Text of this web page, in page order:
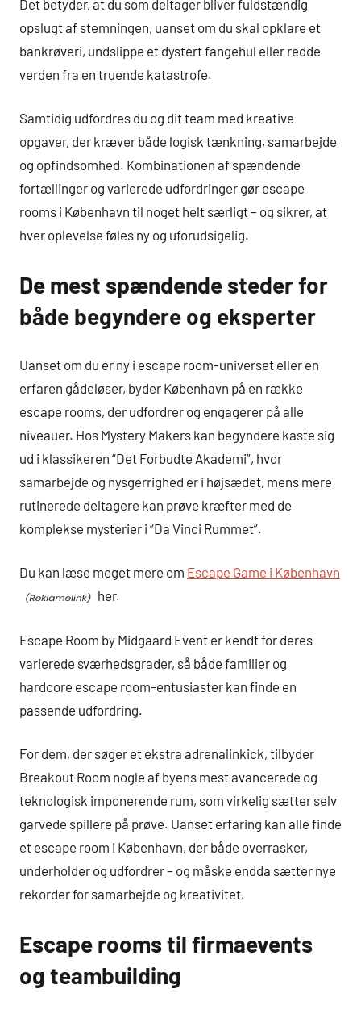
Det betyder, at du som deltager bliver fuldstændig
opslugt af stemningen, uanset om du skal opklare et
bankrøveri, undslippe et dystert fangehul eller redde
verden fra en truende katastrofe.
Samtidig udfordres du og dit team med kreative
opgaver, der kræver både logisk tænkning, samarbejde
og opfindsomhed. Kombinationen af spændende
fortællinger og varierede udfordringer gør escape
rooms i København til noget helt særligt – og sikrer, at
hver oplevelse føles ny og uforudsigelig.
De mest spændende steder for
både begyndere og eksperter
Uanset om du er ny i escape room-universet eller en
erfaren gådeløser, byder København på en række
escape rooms, der udfordrer og engagerer på alle
niveauer. Hos Mystery Makers kan begyndere kaste sig
ud i klassikeren “Det Forbudte Akademi”, hvor
samarbejde og nysgerrighed er i højsædet, mens mere
rutinerede deltagere kan prøve kræfter med de
komplekse mysterier i “Da Vinci Rummet”.
Du kan læse meget mere om Escape Game i København
her.
Escape Room by Midgaard Event er kendt for deres
varierede sværhedsgrader, så både familier og
hardcore escape room-entusiaster kan finde en
passende udfordring.
For dem, der søger et ekstra adrenalinkick, tilbyder
Breakout Room nogle af byens mest avancerede og
teknologisk imponerende rum, som virkelig sætter selv
garvede spillere på prøve. Uanset erfaring kan alle finde
et escape room i København, der både overrasker,
underholder og udfordrer – og måske endda sætter nye
rekorder for samarbejde og kreativitet.
Escape rooms til firmaevents
og teambuilding